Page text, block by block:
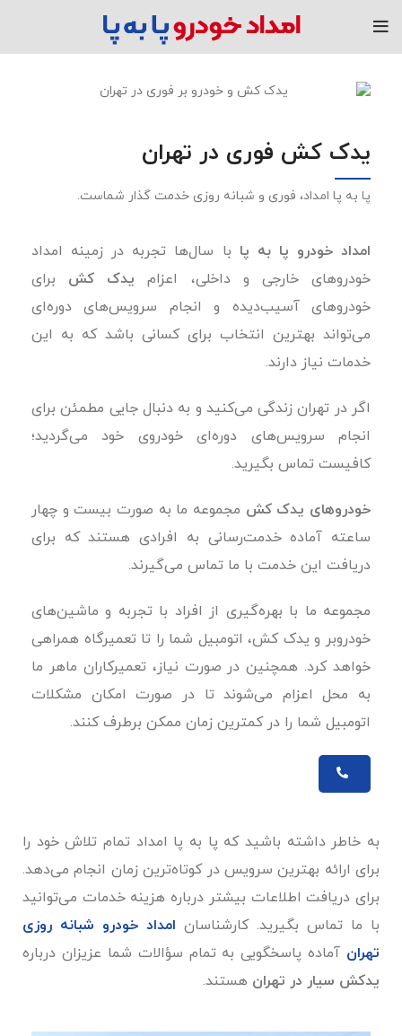
یدک کش فوری در تهران
پا به پا امداد، فوری و شبانه روزی خدمت گذار شماست.
امداد خودرو پا به پا با سال‌ها تجربه در زمینه امداد
خودروهای خارجی و داخلی، اعزام یدک کش برای
خودروهای آسیب‌دیده و انجام سرویس‌های دوره‌ای
می‌تواند بهترین انتخاب برای کسانی باشد که به این
خدمات نیاز دارند.
اگر در تهران زندگی می‌کنید و به دنبال جایی مطمئن برای
انجام سرویس‌های دوره‌ای خودروی خود می‌گردید؛
کافیست تماس بگیرید.
خودروهای یدک کش مجموعه ما به صورت بیست و چهار
ساعته آماده خدمت‌رسانی به افرادی هستند که برای
دریافت این خدمت با ما تماس می‌گیرند.
مجموعه ما با بهره‌گیری از افراد با تجربه و ماشین‌های
خودروبر و یدک کش، اتومبیل شما را تا تعمیرگاه همراهی
خواهد کرد. همچنین در صورت نیاز، تعمیرکاران ماهر ما
به محل اعزام می‌شوند تا در صورت امکان مشکلات
اتومبیل شما را در کمترین زمان ممکن برطرف کنند.
به خاطر داشته باشید که پا به پا امداد تمام تلاش خود را
برای ارائه بهترین سرویس در کوتاه‌ترین زمان انجام می‌دهد.
برای دریافت اطلاعات بیشتر درباره هزینه خدمات می‌توانید
با ما تماس بگیرید. کارشناسان امداد خودرو شبانه روزی
تهران آماده پاسخگویی به تمام سؤالات شما عزیزان درباره
یدکش سیار در تهران هستند.